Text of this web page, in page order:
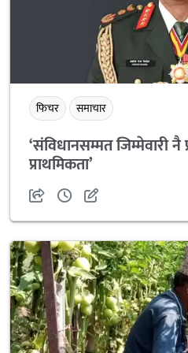
फिचर समाचार
‘संविधानसम्मत जिम्मेवारी
प्राथमिकता’